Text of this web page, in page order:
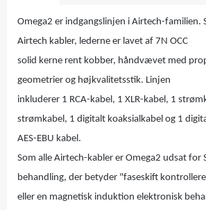
Omega2 er indgangslinjen i Airtech-familien.
Airtech kabler, lederne er lavet af 7N OCC
solid kerne rent kobber, håndvævet med
geometrier og højkvalitetsstik. Linjen
inkluderer 1 RCA-kabel, 1 XLR-kabel, 1
strømkabel, 1 digitalt koaksialkabel og 1
AES-EBU kabel.
Som alle Airtech-kabler er Omega2 udsat for
behandling, der betyder "faseskift
eller en magnetisk induktion elektronisk